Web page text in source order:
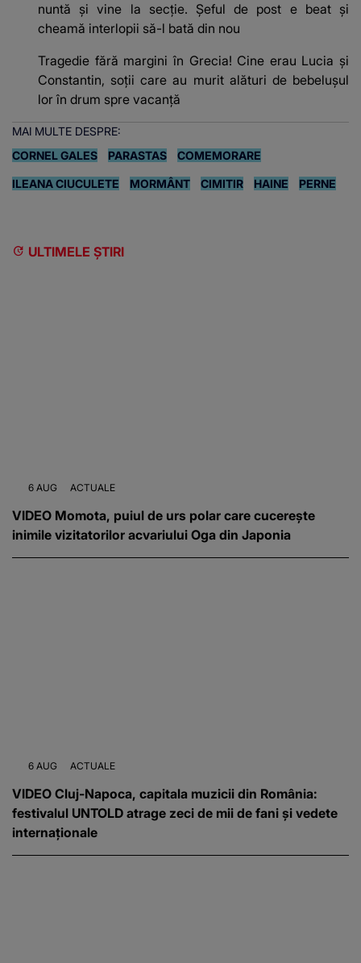
nuntă și vine la secție. Șeful de post e beat și
cheamă interlopii să-l bată din nou
Tragedie fără margini în Grecia! Cine erau Lucia și
Constantin, soții care au murit alături de bebelușul
lor în drum spre vacanță
MAI MULTE DESPRE:
CORNEL GALES
PARASTAS COMEMORARE
ILEANA CIUCULETE MORMÂNT CIMITIR HAINE PERNE
ULTIMELE ȘTIRI
6 AUG ACTUALE
VIDEO Momota, puiul de urs polar care cucerește
inimile vizitatorilor acvariului Oga din Japonia
6 AUG ACTUALE
VIDEO Cluj-Napoca, capitala muzicii din România:
festivalul UNTOLD atrage zeci de mii de fani și vedete
internaționale